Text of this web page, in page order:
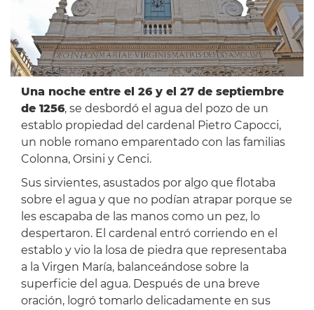
Una noche entre el 26 y el 27 de septiembre
de 1256, se desbordó el agua del pozo de un
establo propiedad del cardenal Pietro Capocci,
un noble romano emparentado con las familias
Colonna, Orsini y Cenci.
Sus sirvientes, asustados por algo que flotaba
sobre el agua y que no podían atrapar porque se
les escapaba de las manos como un pez, lo
despertaron. El cardenal entró corriendo en el
establo y vio la losa de piedra que representaba
a la Virgen María, balanceándose sobre la
superficie del agua. Después de una breve
oración, logró tomarlo delicadamente en sus